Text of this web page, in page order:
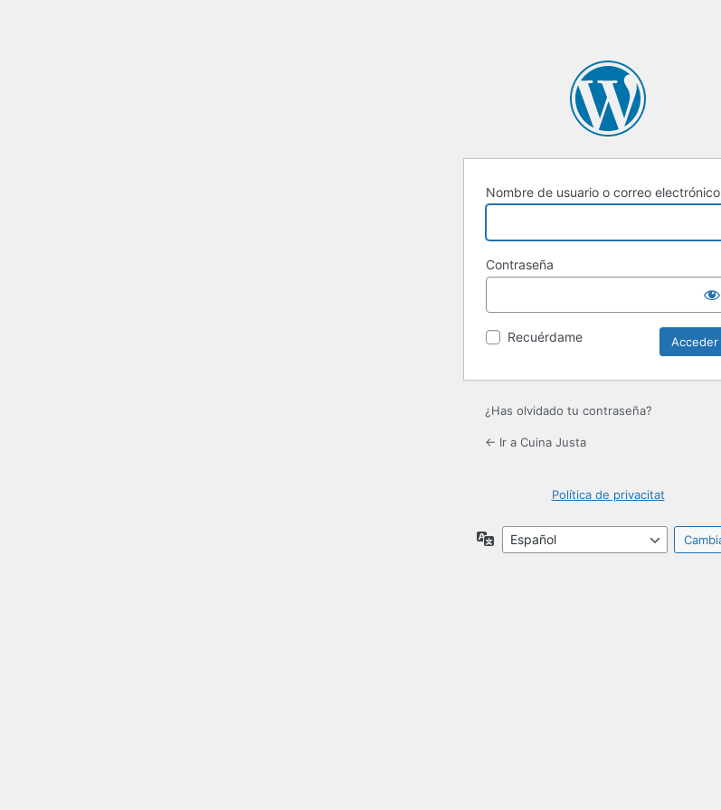
Nombre de usuario o correo electrónico
Contraseña
Recuérdame
¿Has olvidado tu contraseña?
← Ir a Cuina Justa
Política de privacitat
Idioma